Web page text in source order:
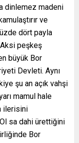
dinlemez madeni
ve
dört payla
peşkeş
büyük Bor
Devleti. Aynı
şu an açık vahşi
mamul hale
ilerisini
sa dahi ürettiğini
Bor